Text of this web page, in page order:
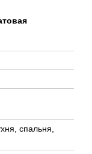
спальня,